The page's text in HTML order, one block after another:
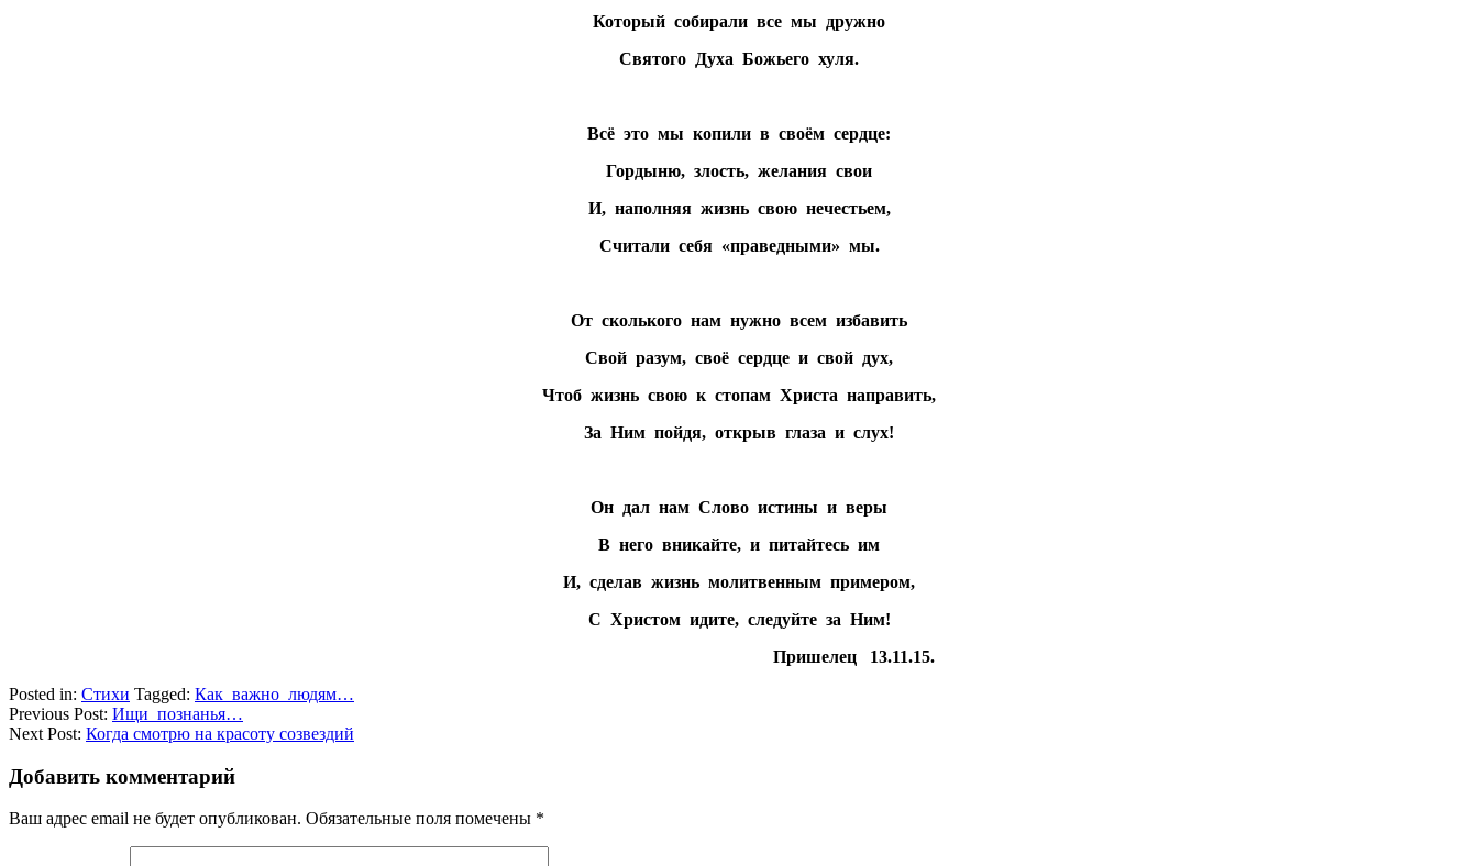
Который собирали все мы дружно
Святого Духа Божьего хуля.
Всё это мы копили в своём сердце:
Гордыню, злость, желания свои
И, наполняя жизнь свою нечестьем,
Считали себя «праведными» мы.
От сколького нам нужно всем избавить
Свой разум, своё сердце и свой дух,
Чтоб жизнь свою к стопам Христа направить,
За Ним пойдя, открыв глаза и слух!
Он дал нам Слово истины и веры
В него вникайте, и питайтесь им
И, сделав жизнь молитвенным примером,
С Христом идите, следуйте за Ним!
Пришелец 13.11.15.
Posted in: Стихи Tagged: Как важно людям…
Previous Post: Ищи познанья…
Next Post: Когда смотрю на красоту созвездий
Добавить комментарий
Ваш адрес email не будет опубликован. Обязательные поля помечены *